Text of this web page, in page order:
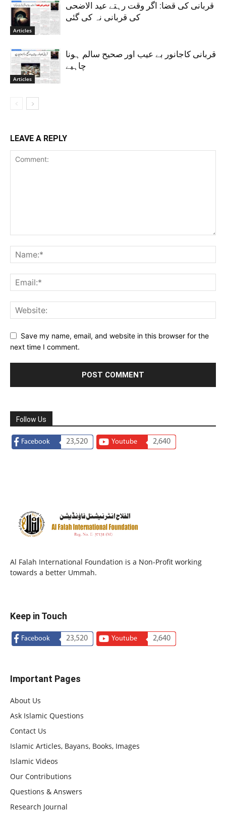
Articles
قربانی کی قضا: اگر وقت رہتے عید الاضحی
کی قربانی نہ کی گئی
Articles
قربانی کاجانور بے عیب اور صحیح سالم ہونا
چاہیے
LEAVE A REPLY
Save my name, email, and website in this browser for the
next time I comment.
Follow Us
Facebook 23,520 Youtube 2,640
Al Falah International Foundation is a Non-Profit working
towards a better Ummah.
Keep in Touch
Facebook 23,520 Youtube 2,640
Important Pages
About Us
Ask Islamic Questions
Contact Us
Islamic Articles, Bayans, Books, Images
Islamic Videos
Our Contributions
Questions & Answers
Research Journal